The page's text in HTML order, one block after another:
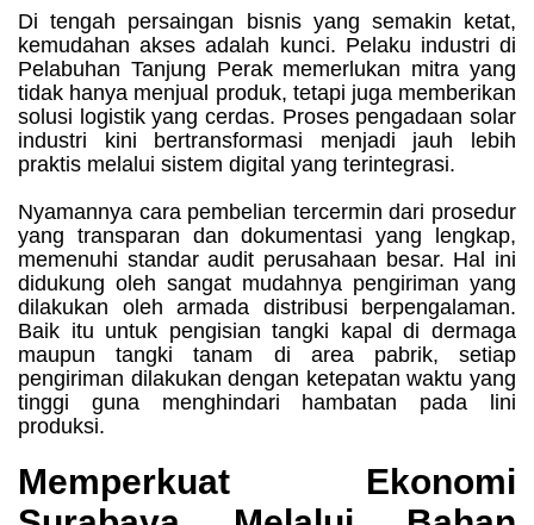
Di tengah persaingan bisnis yang semakin ketat,
kemudahan akses adalah kunci. Pelaku industri di
Pelabuhan Tanjung Perak memerlukan mitra yang
tidak hanya menjual produk, tetapi juga memberikan
solusi logistik yang cerdas. Proses pengadaan solar
industri kini bertransformasi menjadi jauh lebih
praktis melalui sistem digital yang terintegrasi.
Nyamannya cara pembelian tercermin dari prosedur
yang transparan dan dokumentasi yang lengkap,
memenuhi standar audit perusahaan besar. Hal ini
didukung oleh sangat mudahnya pengiriman yang
dilakukan oleh armada distribusi berpengalaman.
Baik itu untuk pengisian tangki kapal di dermaga
maupun tangki tanam di area pabrik, setiap
pengiriman dilakukan dengan ketepatan waktu yang
tinggi guna menghindari hambatan pada lini
produksi.
Memperkuat Ekonomi